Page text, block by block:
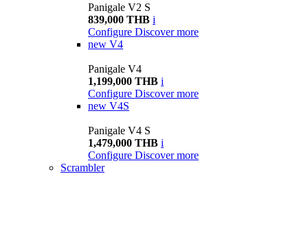
Panigale V2 S
839,000 THB i
Configure Discover more
new V4
Panigale V4
1,199,000 THB i
Configure Discover more
new V4S
Panigale V4 S
1,479,000 THB i
Configure Discover more
Scrambler